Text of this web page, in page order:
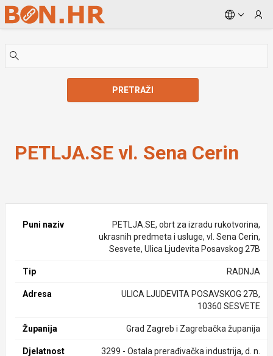
Skip to Main Content
PRETRAŽI
PETLJA.SE vl. Sena Cerin
Puni naziv
PETLJA.SE, obrt za izradu rukotvorina,
ukrasnih predmeta i usluge, vl. Sena Cerin,
Sesvete, Ulica Ljudevita Posavskog 27B
Tip RADNJA
Adresa
ULICA LJUDEVITA POSAVSKOG 27B,
10360 SESVETE
Županija Grad Zagreb i Zagrebačka županija
Djelatnost 3299 - Ostala prerađivačka industrija, d. n.